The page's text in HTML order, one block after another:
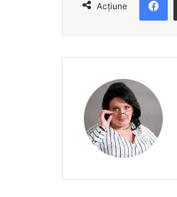
Acțiune